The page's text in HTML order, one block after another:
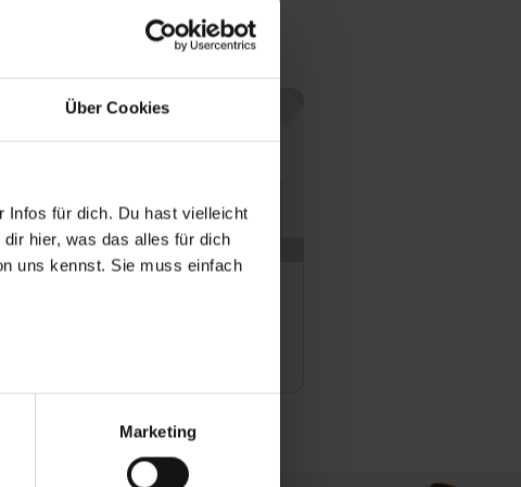
Über Cookies
Infos für dich. Du hast vielleicht
hier, was das alles für dich
uns kennst. Sie muss einfach
dir bei Benutzung der
zu analysieren
für soziale Medien, Werbung
Unsere Partner führen diese
Marketing